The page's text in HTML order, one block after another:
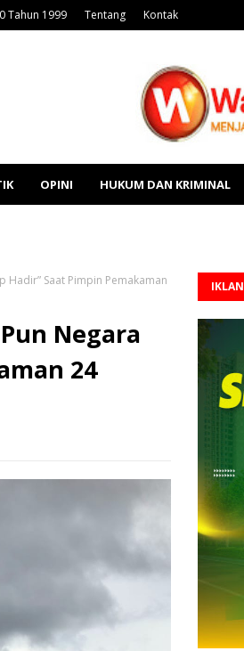
Tahun 1999 Tentang Kontak
OPINI HUKUM DAN KRIMINAL
Hadir” Saat Pimpin Pemakaman
Negara
24
IKLAN